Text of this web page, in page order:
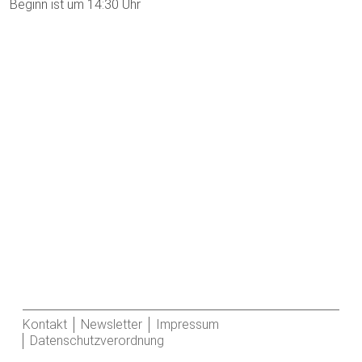
Beginn ist um 14:30 Uhr
Kontakt Newsletter
Impressum
Datenschutzverordnung